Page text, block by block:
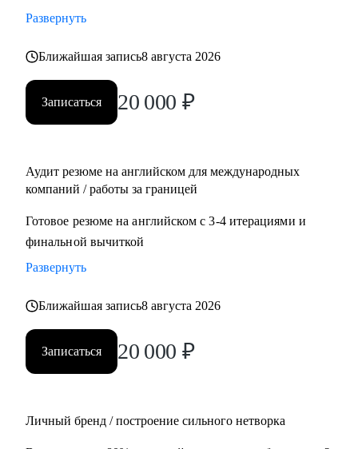
Кому могу помочь:
• Хочет найти работу в IT, FMCG, e-commerce на позициях:
Analytics, Strategy & Ops, Go-To-Market, Product
Management, Project Management
• Планирует переехать в Европу или США или уже ищет
• Думает об иммиграции в США по визе талантов О1 /
ЕВ1-А
Развернуть
Ближайшая запись8 августа 2026
Записаться 20 000 ₽
Аудит резюме на английском для международных
компаний / работы за границей
Готовое резюме на английском с 3-4 итерациями и
финальной вычиткой
Развернуть
Ближайшая запись8 августа 2026
Записаться 20 000 ₽
Личный бренд / построение сильного нетворка